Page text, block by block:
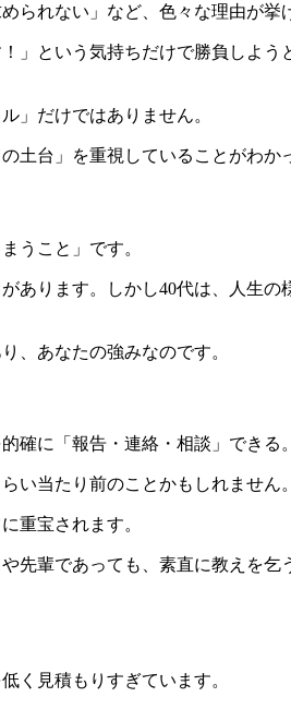
られない」など、色々な理由が挙
という気持ちだけで勝負しよ
」だけではありません。
土台」を重視していることがわか
うこと」です。
ります。しかし40代は、人生
、あなたの強みなのです。
確に「報告・連絡・相談」できる。
い当たり前のことかもしれません。
重宝されます。
先輩であっても、素直に教えを
く見積もりすぎています。